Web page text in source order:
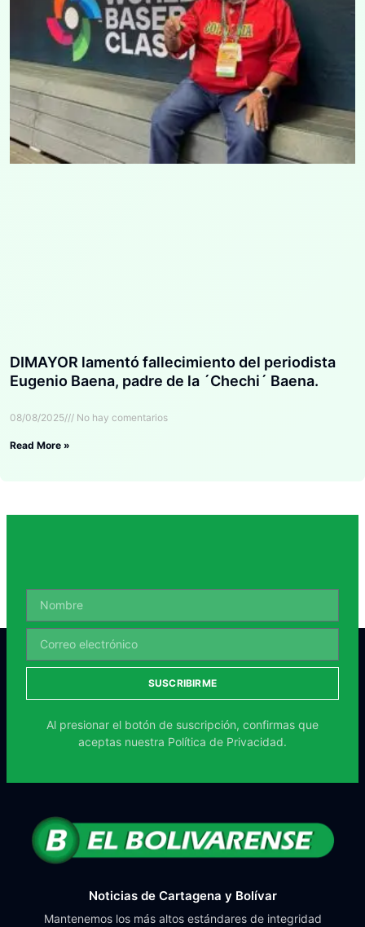
DIMAYOR lamentó fallecimiento del periodista
Eugenio Baena, padre de la ´Chechi´ Baena.
08/08/2025 No hay comentarios
Read More »
SUSCRIBIRME
Al presionar el botón de suscripción, confirmas que
aceptas nuestra Política de Privacidad.
Noticias de Cartagena y Bolívar
Mantenemos los más altos estándares de integridad